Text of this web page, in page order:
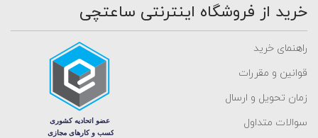
خرید از فروشگاه اینترنتی ساعتچی
راهنمای خرید
قوانین و مقررات
زمان تحویل و ارسال
سوالات متداول